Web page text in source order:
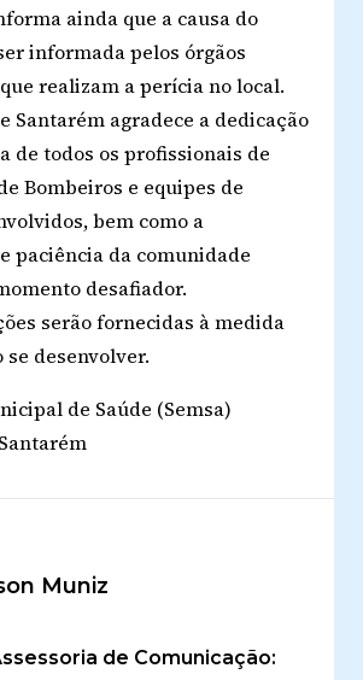
ainda que a causa do
informada pelos órgãos
realizam a perícia no local.
Santarém agradece a dedicação
de todos os profissionais de
Bombeiros e equipes de
bem como a
paciência da comunidade
desafiador.
serão fornecidas à medida
se desenvolver.
de Saúde (Semsa)
Muniz
de Comunicação: